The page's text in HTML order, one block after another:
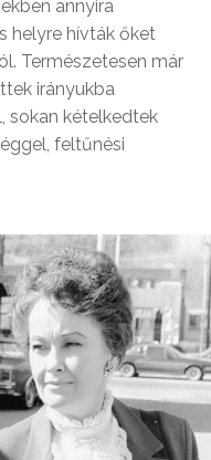
annyira
helyre hívták őket
Természetesen már
irányukba
sokan kételkedtek
feltűnési